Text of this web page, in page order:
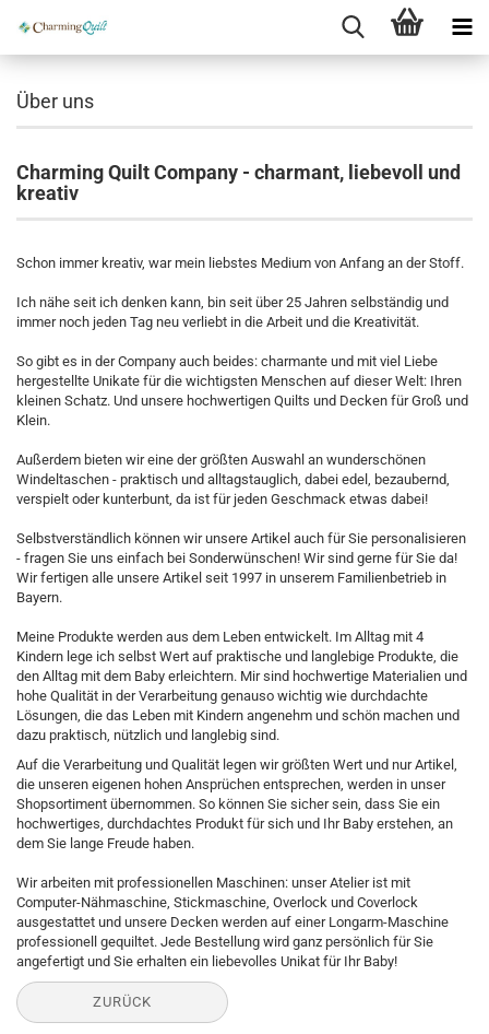
Über uns
Charming Quilt Company - charmant, liebevoll und
kreativ
Schon immer kreativ, war mein liebstes Medium von Anfang an der Stoff.
Ich nähe seit ich denken kann, bin seit über 25 Jahren selbständig und
immer noch jeden Tag neu verliebt in die Arbeit und die Kreativität.
So gibt es in der Company auch beides: charmante und mit viel Liebe
hergestellte Unikate für die wichtigsten Menschen auf dieser Welt: Ihren
kleinen Schatz. Und unsere hochwertigen Quilts und Decken für Groß und
Klein.
Außerdem bieten wir eine der größten Auswahl an wunderschönen
Windeltaschen - praktisch und alltagstauglich, dabei edel, bezaubernd,
verspielt oder kunterbunt, da ist für jeden Geschmack etwas dabei!
Selbstverständlich können wir unsere Artikel auch für Sie personalisieren
- fragen Sie uns einfach bei Sonderwünschen! Wir sind gerne für Sie da!
Wir fertigen alle unsere Artikel seit 1997 in unserem Familienbetrieb in
Bayern.
Meine Produkte werden aus dem Leben entwickelt. Im Alltag mit 4
Kindern lege ich selbst Wert auf praktische und langlebige Produkte, die
den Alltag mit dem Baby erleichtern. Mir sind hochwertige Materialien und
hohe Qualität in der Verarbeitung genauso wichtig wie durchdachte
Lösungen, die das Leben mit Kindern angenehm und schön machen und
dazu praktisch, nützlich und langlebig sind.
Auf die Verarbeitung und Qualität legen wir größten Wert und nur Artikel,
die unseren eigenen hohen Ansprüchen entsprechen, werden in unser
Shopsortiment übernommen. So können Sie sicher sein, dass Sie ein
hochwertiges, durchdachtes Produkt für sich und Ihr Baby erstehen, an
dem Sie lange Freude haben.
Wir arbeiten mit professionellen Maschinen: unser Atelier ist mit
Computer-Nähmaschine, Stickmaschine, Overlock und Coverlock
ausgestattet und unsere Decken werden auf einer Longarm-Maschine
professionell gequiltet. Jede Bestellung wird ganz persönlich für Sie
angefertigt und Sie erhalten ein liebevolles Unikat für Ihr Baby!
ZURÜCK